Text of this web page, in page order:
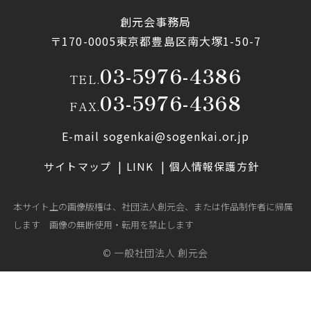
創元会事務局
〒170-0005東京都豊島区南大塚1-50-7
TEL.03-5976-4386
FAX.03-5976-4368
E-mail sogenkai@sogenkai.or.jp
サイトマップ LINK 個人情報保護方針
本サイト上の画像版権は、社団法人創元会、または作品制作者に帰属
します 画像の無断使用・転用を禁止します
© 一般社団法人 創元会